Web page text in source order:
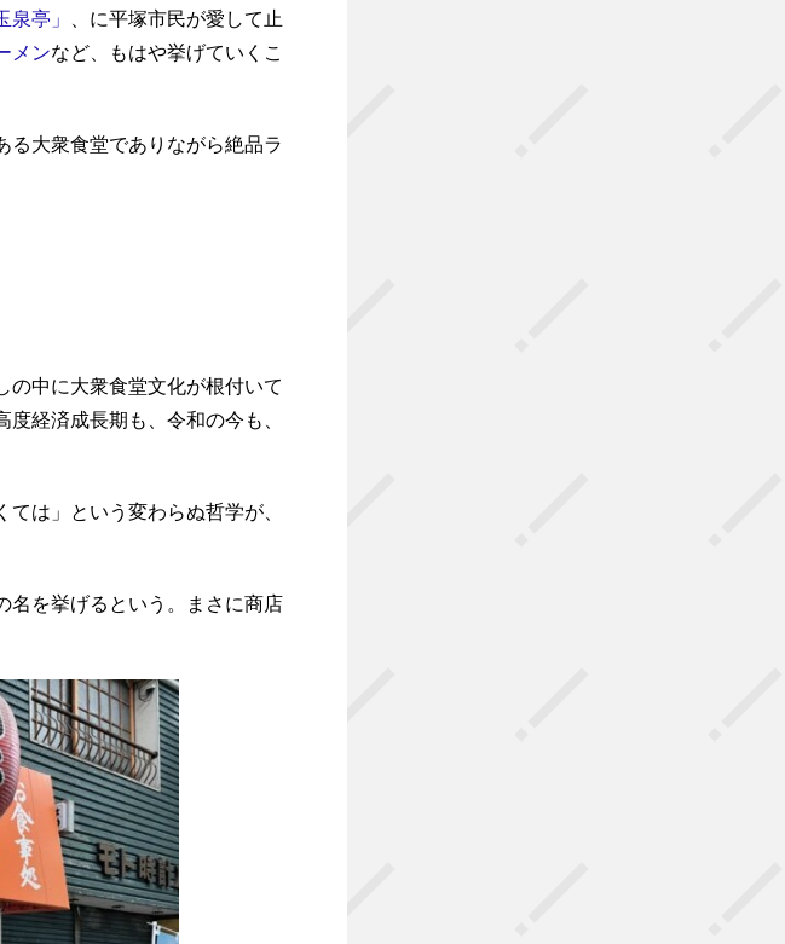
亭」
、に平塚市民が愛して止
メンなど、もはや挙げていくこ
る大衆食堂でありながら絶品ラ
の中に大衆食堂文化が根付いて
経済成長期も、令和の今も、
は」という変わらぬ哲学が、
名を挙げるという。まさに商店